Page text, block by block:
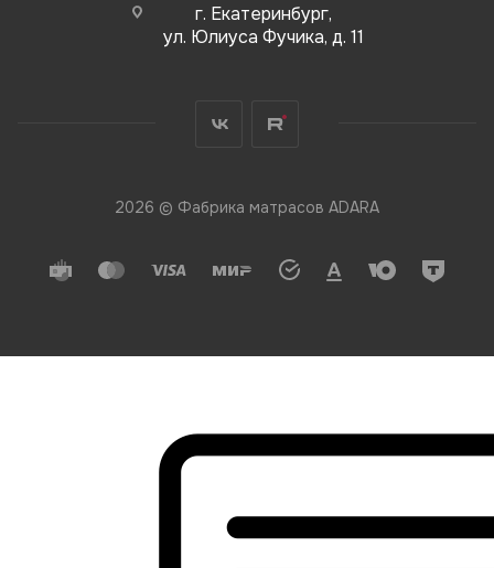
г. Екатеринбург,
ул. Юлиуса Фучика, д. 11
2026 © Фабрика матрасов ADARA